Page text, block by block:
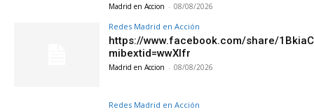
Madrid en Accion - 08/08/2026
Redes Madrid en Acción
https://www.facebook.com/share/
mibextid=wwXIfr
Madrid en Accion - 08/08/2026
Redes Madrid en Acción